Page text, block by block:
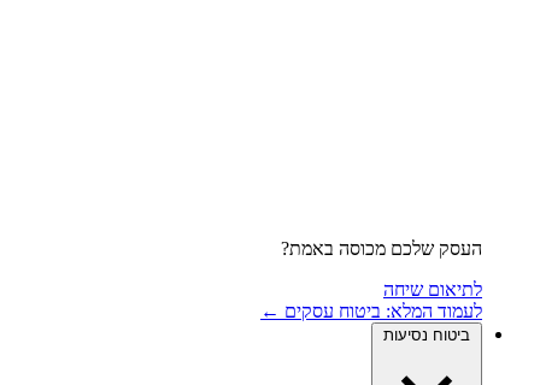
העסק שלכם מכוסה באמת?
לתיאום שיחה
לעמוד המלא: ביטוח עסקים ←
ביטוח נסיעות